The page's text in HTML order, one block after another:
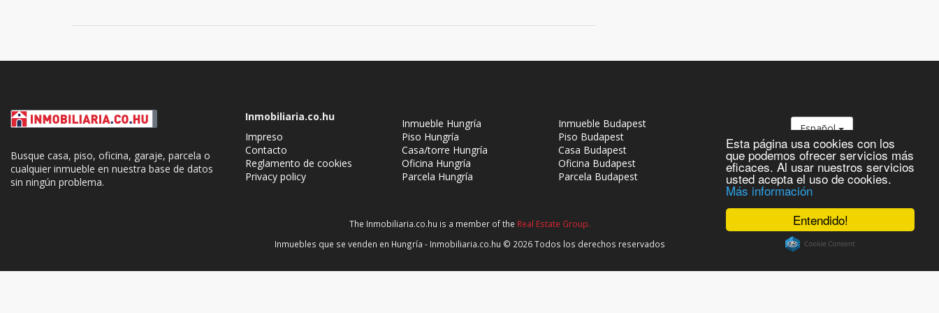
Entendido!
Esta página usa cookies con los
que podemos ofrecer servicios más
eficaces. Al usar nuestros servicios
usted acepta el uso de cookies.
Más información
Cookie Consent plugin for the EU cookie law
Busque casa, piso, oficina, garaje, parcela o
cualquier inmueble en nuestra base de datos
sin ningún problema.
Inmobiliaria.co.hu
Impreso
Contacto
Reglamento de cookies
Privacy policy
Inmueble Hungría
Piso Hungría
Casa/torre Hungría
Oficina Hungría
Parcela Hungría
Inmueble Budapest
Piso Budapest
Casa Budapest
Oficina Budapest
Parcela Budapest
Español
The Inmobiliaria.co.hu is a member of the Real Estate Group.
Inmuebles que se venden en Hungría - Inmobiliaria.co.hu © 2026 Todos los derechos reservados